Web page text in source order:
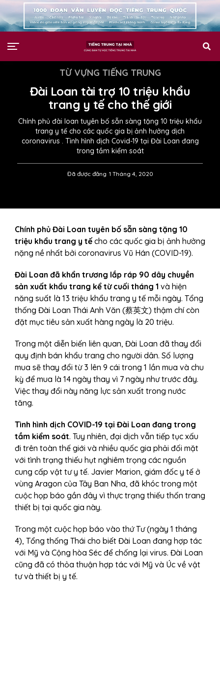
TỪ VỰNG TIẾNG TRUNG
Đài Loan tài trợ 10 triệu khẩu
trang y tế cho thế giới
Chính phủ đài loan tuyên bố sẵn sàng tặng 10 triệu khẩu
trang y tế cho các quốc gia bị ảnh hưởng dịch
coronavirus . Tình hình dịch Covid-19 tại Đài Loan đang
trong tầm kiểm soát
Đã được đăng 1 Tháng 4, 2020
Chính phủ Đài Loan tuyên bố sẵn sàng tặng 10
triệu khẩu trang y tế cho các quốc gia bị ảnh hưởng
nặng nề nhất bởi coronavirus Vũ Hán (COVID-19).
Đài Loan đã khẩn trương lắp ráp 90 dây chuyền
sản xuất khẩu trang kể từ cuối tháng 1 và hiện
năng suất là 13 triệu khẩu trang y tế mỗi ngày. Tổng
thống Đài Loan Thái Anh Văn (蔡英文) thậm chí còn
đặt mục tiêu sản xuất hàng ngày là 20 triệu.
Trong một diễn biến liên quan, Đài Loan đã thay đổi
quy định bán khẩu trang cho người dân. Số lượng
mua sẽ thay đổi từ 3 lên 9 cái trong 1 lần mua và chu
kỳ để mua là 14 ngày thay vì 7 ngày như trước đây.
Việc thay đổi này năng lực sản xuất trong nước
tăng.
Tình hình dịch COVID-19 tại Đài Loan đang trong
tầm kiểm soát. Tuy nhiên, đại dịch vẫn tiếp tục xấu
đi trên toàn thế giới và nhiều quốc gia phải đối mặt
với tình trạng thiếu hụt nghiêm trọng các nguồn
cung cấp vật tư y tế. Javier Marion, giám đốc y tế ở
vùng Aragon của Tây Ban Nha, đã khóc trong một
cuộc họp báo gần đây vì thực trạng thiếu thốn trang
thiết bị tại quốc gia này.
Trong một cuộc họp báo vào thứ Tư (ngày 1 tháng
4), Tổng thống Thái cho biết Đài Loan đang hợp tác
với Mỹ và Cộng hòa Séc để chống lại virus. Đài Loan
cũng đã có thỏa thuận hợp tác với Mỹ và Úc về vật
tư và thiết bị y tế.